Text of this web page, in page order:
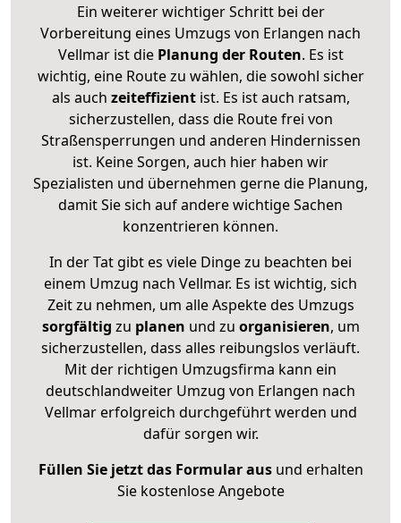
Ein weiterer wichtiger Schritt bei der
Vorbereitung eines Umzugs von Erlangen nach
Vellmar ist diePlanung der Routen. Es ist
wichtig, eine Route zu wählen, die sowohl sicher
als auch zeiteffizientist. Es ist auch ratsam,
sicherzustellen, dass die Route frei von
Straßensperrungen und anderen Hindernissen
ist. Keine Sorgen, auch hier haben wir
Spezialisten und übernehmen gerne die Planung,
damit Sie sich auf andere wichtige Sachen
konzentrieren können.
In der Tat gibt es viele Dinge zu beachten bei
einem Umzug nach Vellmar. Es ist wichtig, sich
Zeit zu nehmen, um alle Aspekte des Umzugs
sorgfältig zu planen und zu organisieren, um
sicherzustellen, dass alles reibungslos verläuft.
Mit der richtigen Umzugsfirma kann ein
deutschlandweiter Umzug von Erlangen nach
Vellmar erfolgreich durchgeführt werden und
dafür sorgen wir.
Füllen Sie jetzt das Formular ausund erhalten
Sie kostenlose Angebote